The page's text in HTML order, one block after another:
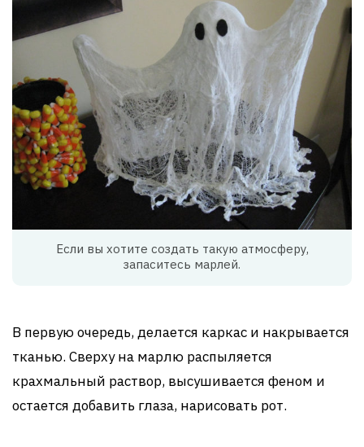
Если вы хотите создать такую атмосферу,
запаситесь марлей.
В первую очередь, делается каркас и накрывается
тканью. Сверху на марлю распыляется
крахмальный раствор, высушивается феном и
остается добавить глаза, нарисовать рот.